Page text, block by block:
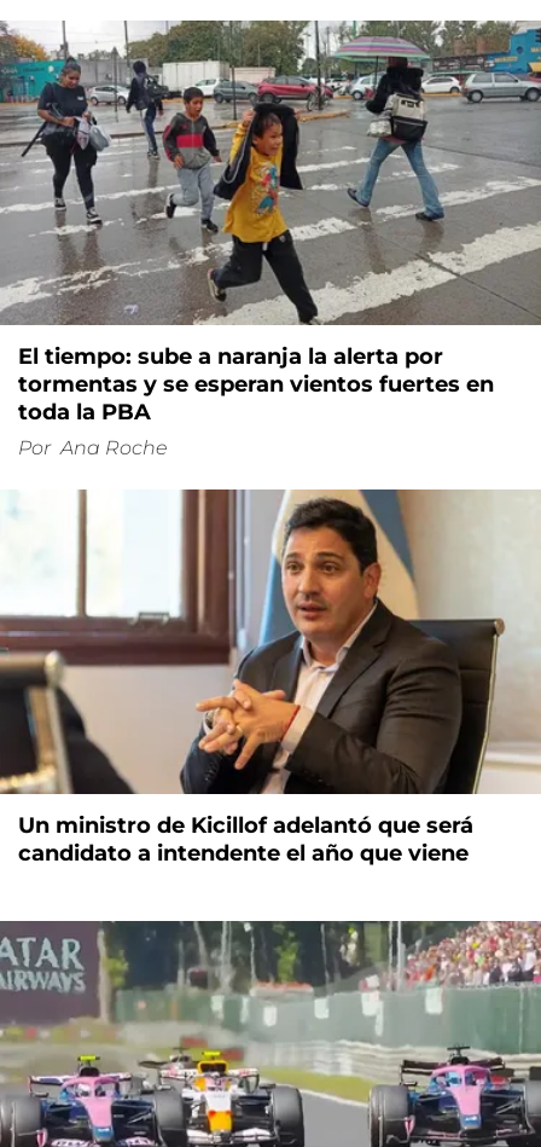
El tiempo: sube a naranja la alerta por
tormentas y se esperan vientos fuertes en
toda la PBA
Por Ana Roche
Un ministro de Kicillof adelantó que será
candidato a intendente el año que viene